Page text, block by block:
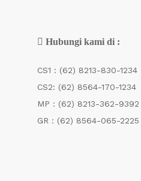
Hubungi kami di :
CS1 : (62) 8213-830-1234
CS2: (62) 8564-170-1234
MP : (62) 8213-362-9392
GR : (62) 8564-065-2225